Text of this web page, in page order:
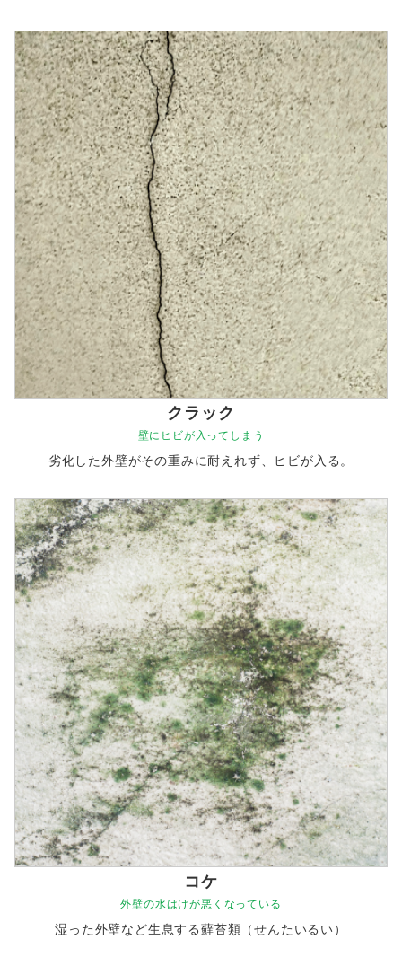
クラック
壁にヒビが入ってしまう
劣化した外壁がその重みに耐えれず、ヒビが入る。
コケ
外壁の水はけが悪くなっている
湿った外壁など生息する蘚苔類（せんたいるい）